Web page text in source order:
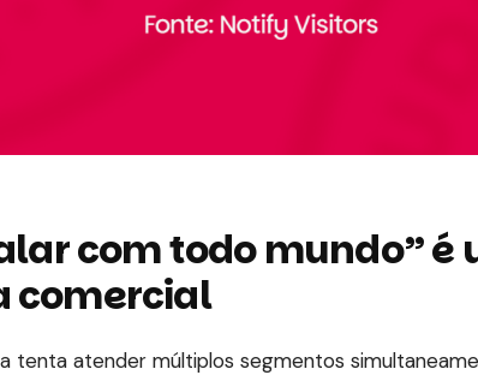
com todo mundo” é
comercial
tenta atender múltiplos segmentos